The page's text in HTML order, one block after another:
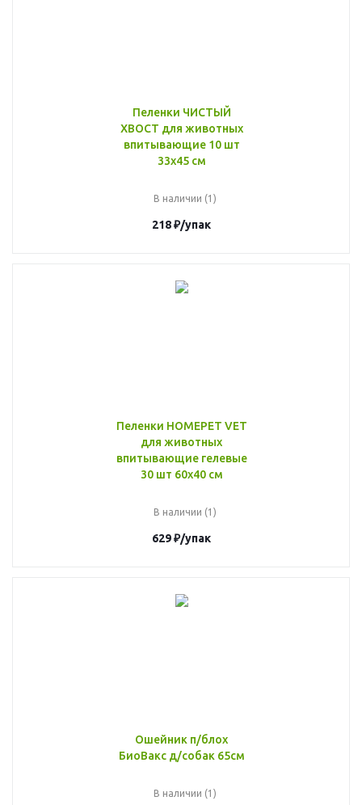
Пеленки ЧИСТЫЙ
ХВОСТ для животных
впитывающие 10 шт
33х45 см
В наличии (1)
218₽/упак
Пеленки HOMEPET VET
для животных
впитывающие гелевые
30 шт 60x40 см
В наличии (1)
629₽/упак
Ошейник п/блох
БиоВакс д/собак 65см
В наличии (1)